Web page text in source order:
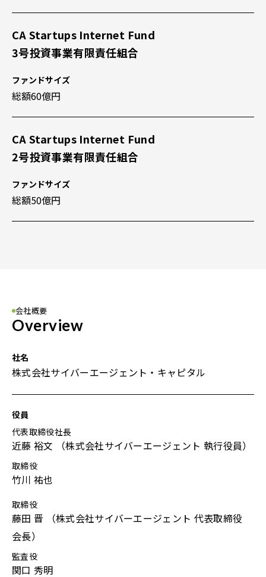
CA Startups Internet Fund
3号投資事業有限責任組合
ファンドサイズ
総額60億円
CA Startups Internet Fund
2号投資事業有限責任組合
ファンドサイズ
総額50億円
会社概要
Overview
社名
株式会社サイバーエージェント・キャピタル
役員
代表取締役社長
近藤 裕文 （株式会社サイバーエージェント 執行役員）
取締役
竹川 祐也
取締役
藤田 晋 （株式会社サイバーエージェント 代表取締役
会長）
監査役
関口 秀明